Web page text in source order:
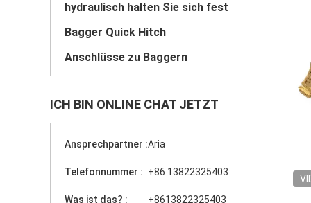
hydraulisch halten Sie sich fest
Bagger Quick Hitch
Anschlüsse zu Baggern
ICH BIN ONLINE CHAT JETZT
Ansprechpartner :Aria
Telefonnummer : +86 13822325403
Was ist das? : +8613822325403